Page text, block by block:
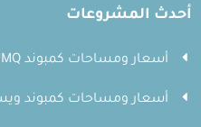
أحدث المشروعات
أسعار ومساحات كمبوند NMQ الشيخ زايد
أسعار ومساحات كمبوند ويست